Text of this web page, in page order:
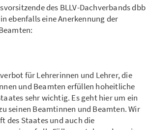
des BLLV-Dachverbands dbb
ebenfalls eine Anerkennung der
für Lehrerinnen und Lehrer, die
und Beamten erfüllen hoheitliche
sehr wichtig. Es geht hier um ein
seinen Beamtinnen und Beamten. Wir
des Staates und auch die